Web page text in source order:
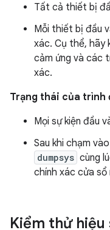
Tất cả thiết bị
Mỗi thiết bị đầu
xác. Cụ thể, hãy
cảm ứng và các
xác.
Trạng thái của trình
Mọi sự kiện đầu
Sau khi chạm
dumpsys cùng
chính xác cửa sổ
Kiểm thử